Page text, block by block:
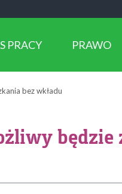
PRACY PRAWO
bez wkładu
będzie